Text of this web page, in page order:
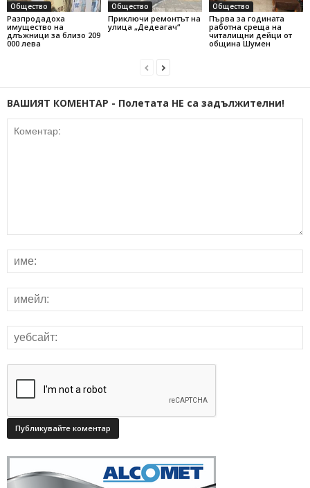
Общество
Разпродадоха
имущество на
длъжници за близо 209
000 лева
Общество
Приключи ремонтът на
улица „Дедеагач“
Общество
Първа за годината
работна среща на
читалищни дейци от
община Шумен
ВАШИЯТ КОМЕНТАР - Полетата НЕ са задължителни!